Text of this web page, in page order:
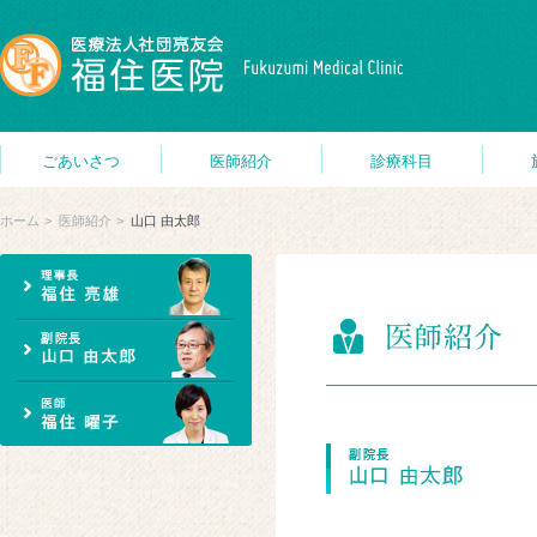
ごあいさつ 医師紹介 診療科目
ホーム 医師紹介 山口 由太郎